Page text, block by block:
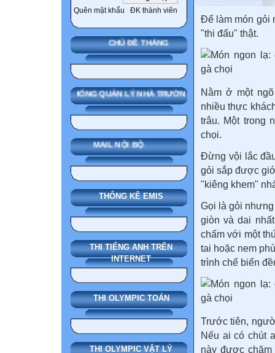
Quên mật khẩu ĐK thành viên
CHỦ ĐỀ THÁNG
SMAS HỆ THỐNG QUẢN LÝ NHÀ TRƯỜNG
MAIL NỘI BỘ
THỐNG KÊ EMIS
THI TIẾNG ANH TRÊN
INTERNET
THI OLYMPIC TOÁN
THI OLYMPIC VẬT LÝ
Để làm món gỏi
"thi đấu" thật.
Nằm ở một
nhiều thực
trâu. Một trong
chọi.
Đừng vội lắc
gỏi sắp được
"kiêng khem"
Gọi là gỏi
giòn và dai
chấm với một
tai hoặc nem
trình chế biến
Trước tiên,
Nếu ai có chút
này được